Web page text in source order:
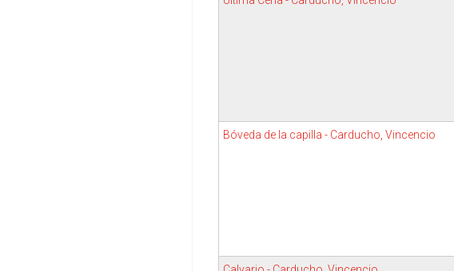
Bóveda de la capilla - Carducho, Vincencio